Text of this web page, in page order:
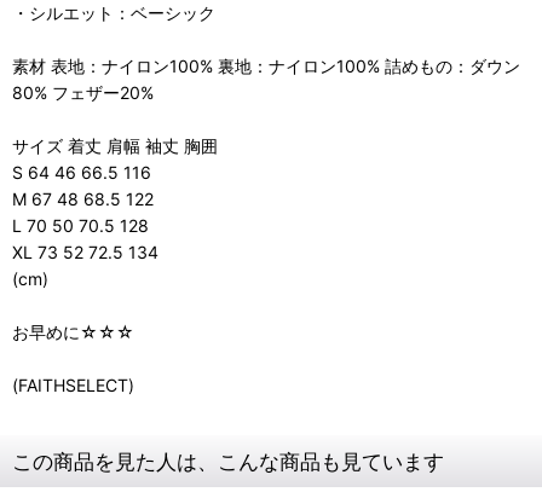
・シルエット：ベーシック
素材 表地：ナイロン100% 裏地：ナイロン100% 詰めもの：ダウン
80% フェザー20%
サイズ 着丈 肩幅 袖丈 胸囲
S 64 46 66.5 116
M 67 48 68.5 122
L 70 50 70.5 128
XL 73 52 72.5 134
(cm)
お早めに☆☆☆
(FAITHSELECT)
この商品を見た人は、こんな商品も見ています